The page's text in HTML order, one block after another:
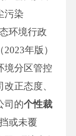
污染
环境行政
年版）
境分区管控
正态度、
司的个性裁
或未覆